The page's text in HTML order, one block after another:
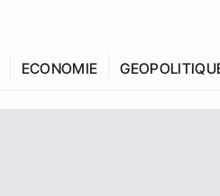
ECONOMIE